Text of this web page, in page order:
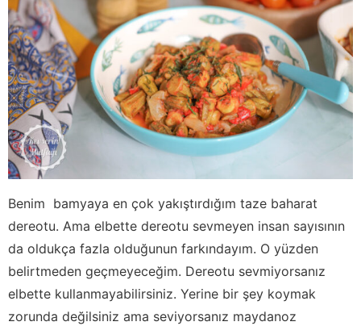
Benim bamyaya en çok yakıştırdığım taze baharat
dereotu. Ama elbette dereotu sevmeyen insan sayısının
da oldukça fazla olduğunun farkındayım. O yüzden
belirtmeden geçmeyeceğim. Dereotu sevmiyorsanız
elbette kullanmayabilirsiniz. Yerine bir şey koymak
zorunda değilsiniz ama seviyorsanız maydanoz